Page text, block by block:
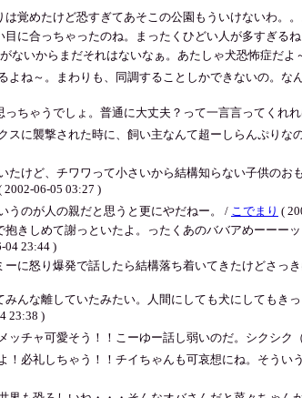
覚めたけど恐すぎてあそこの公園もういけないわ。。
に合っちゃったのね。まったくひどい人が多すぎるね
いからまだそれはないなぁ。あたしゃ犬恐怖症だよ
よね～。まわりも、同調することしかできないの。
ちゃうでしょ。普通に大丈夫？って一言言ってくれ
スに襲撃された時に、飼い主なんて超ーしらんぷり
たけど、チワワって小さいから結構知らない子供の
2002-06-05 03:27 )
うのが人の親だと思うと更にやだねー。 / こでまり (
きしめて謝っといたよ。ったくあのババアめーーー
04 23:44 )
に怒り爆発で話したら結構落ち着いてきたけどさっ
んな離していたみたい。人間にしても犬にしてもき
23:38 )
ッチャ可愛そう！！こーゆー話し弱いのだ。シクシク
！必礼しちゃう！！チイちゃんも可哀想にね。そう